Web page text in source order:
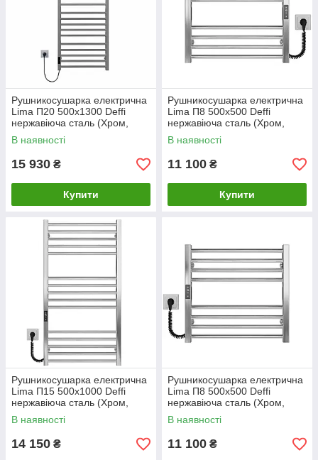
Рушникосушарка електрична
Lima П20 500х1300 Deffi
нержавіюча сталь (Хром,
JD04, Ліве підключення)
В наявності
15 930 ₴
Купити
Рушникосушарка електрична
Lima П8 500х500 Deffi
нержавіюча сталь (Хром,
JD04, Праве підключення)
В наявності
11 100 ₴
Купити
Рушникосушарка електрична
Lima П15 500х1000 Deffi
нержавіюча сталь (Хром,
JD04, Ліве підключення)
В наявності
14 150 ₴
Рушникосушарка електрична
Lima П8 500х500 Deffi
нержавіюча сталь (Хром,
JD04, Ліве підключення)
В наявності
11 100 ₴